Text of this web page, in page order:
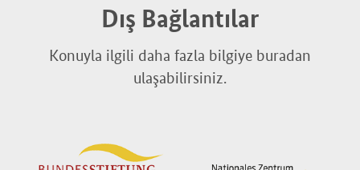
Dış Bağlantılar
Konuyla ilgili daha fazla bilgiye buradan
ulaşabilirsiniz.